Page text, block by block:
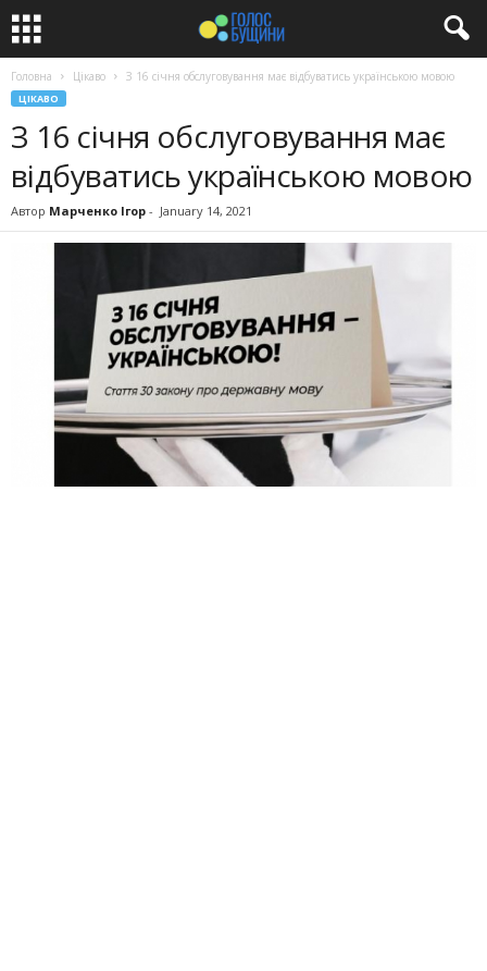
Головна Цікаво З 16 січня обслуговування має відбуватись українською мовою
ЦІКАВО
З 16 січня обслуговування має
відбуватись українською мовою
Автор Марченко Ігор - January 14, 2021